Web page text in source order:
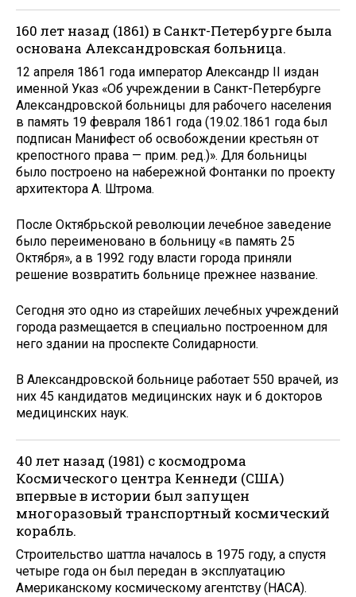
160 лет назад (1861) в Санкт-Петербурге была
основана Александровская больница.
12 апреля 1861 года император Александр II издан
именной Указ «Об учреждении в Санкт-Петербурге
Александровской больницы для рабочего населения
в память 19 февраля 1861 года (19.02.1861 года был
подписан Манифест об освобождении крестьян от
крепостного права — прим. ред.)». Для больницы
было построено на набережной Фонтанки по проекту
архитектора А. Штрома.
После Октябрьской революции лечебное заведение
было переименовано в больницу «в память 25
Октября», а в 1992 году власти города приняли
решение возвратить больнице прежнее название.
Сегодня это одно из старейших лечебных учреждений
города размещается в специально построенном для
него здании на проспекте Солидарности.
В Александровской больнице работает 550 врачей, из
них 45 кандидатов медицинских наук и 6 докторов
медицинских наук.
40 лет назад (1981) с космодрома
Космического центра Кеннеди (США)
впервые в истории был запущен
многоразовый транспортный космический
корабль.
Строительство шаттла началось в 1975 году, а спустя
четыре года он был передан в эксплуатацию
Американскому космическому агентству (НАСА).